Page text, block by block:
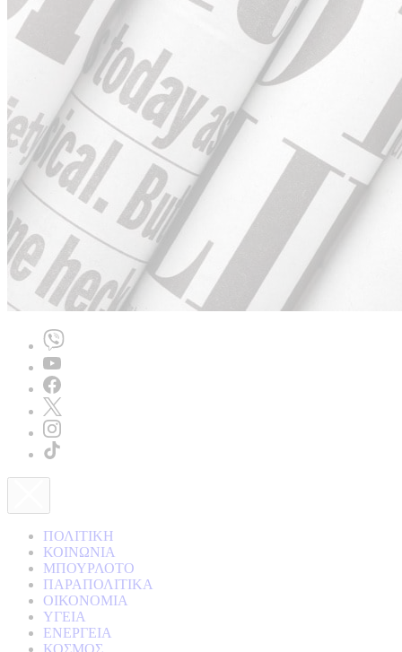
ΠΟΛΙΤΙΚΗ
ΚΟΙΝΩΝΙΑ
ΜΠΟΥΡΛΟΤΟ
ΠΑΡΑΠΟΛΙΤΙΚΑ
ΟΙΚΟΝΟΜΙΑ
ΥΓΕΙΑ
ΕΝΕΡΓΕΙΑ
ΚΟΣΜΟΣ